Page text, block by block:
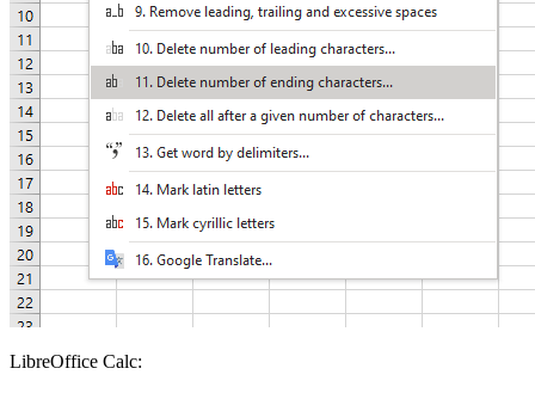
LibreOffice Calc: